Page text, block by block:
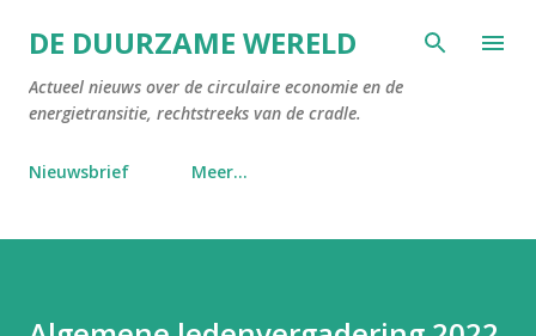
Doorgaan naar hoofdcontent
DE DUURZAME WERELD
Actueel nieuws over de circulaire economie en de
energietransitie, rechtstreeks van de cradle.
Nieuwsbrief Meer…